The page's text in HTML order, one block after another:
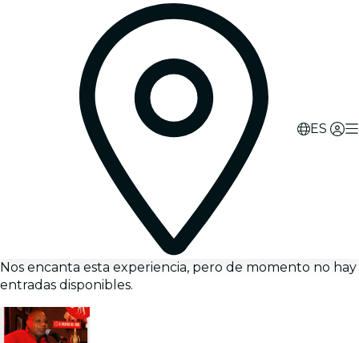
ES
Nos encanta esta experiencia, pero de momento no hay
entradas disponibles.